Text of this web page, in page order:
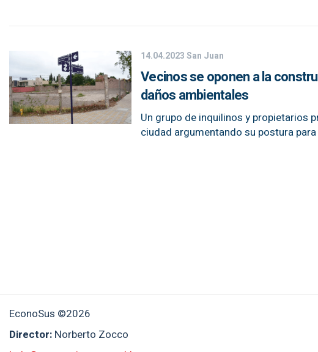
14.04.2023San Juan
Vecinos se oponen a la
daños ambientales
Un grupo de inquilinos y propietarios
ciudad argumentando su postura
EconoSus ©2026
Director: Norberto Zocco